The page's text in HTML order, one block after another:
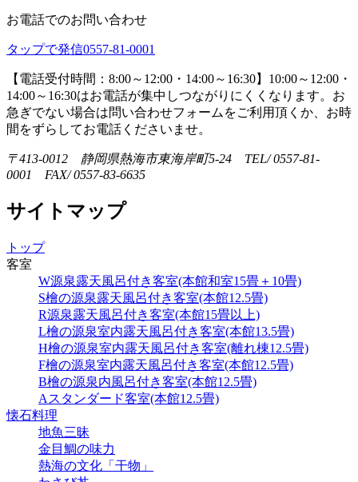
お電話でのお問い合わせ
タップで発信0557-81-0001
【電話受付時間：8:00～12:00・14:00～16:30】 10:00～12:00・
14:00～16:30はお電話が集中しつながりにくくなります。お
急ぎでない場合は問い合わせフォームをご利用頂くか、お時
間をずらしてお電話くださいませ。
〒413-0012 静岡県熱海市東海岸町5-24 TEL/ 0557-81-
0001 FAX/ 0557-83-6635
サイトマップ
トップ
客室
W源泉露天風呂付き客室(本館和室15畳＋10畳)
S檜の源泉露天風呂付き客室(本館12.5畳)
R源泉露天風呂付き客室(本館15畳以上)
L檜の源泉室内露天風呂付き客室(本館13.5畳)
H檜の源泉室内露天風呂付き客室(離れ棟12.5畳)
F檜の源泉室内露天風呂付き客室(本館12.5畳)
B檜の源泉内風呂付き客室(本館12.5畳)
Aスタンダード客室(本館12.5畳)
懐石料理
地魚三昧
金目鯛の味力
熱海の文化「干物」